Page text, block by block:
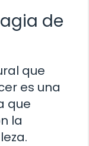
de
que
es una
que
la